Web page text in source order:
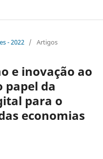
- 2022 / Artigos
e inovação ao
papel da
para o
economias